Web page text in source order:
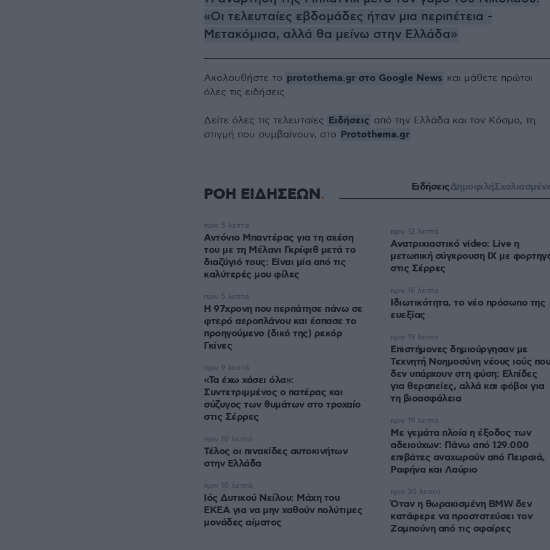
«Οι τελευταίες εβδομάδες ήταν μια περιπέτεια -
Μετακόμισα, αλλά θα μείνω στην Ελλάδα»
Ακολουθήστε το protothema.gr στο Google News και μάθετε πρώτοι
όλες τις ειδήσεις
Δείτε όλες τις τελευταίες Ειδήσεις από την Ελλάδα και τον Κόσμο, τη
στιγμή που συμβαίνουν, στο Protothema.gr
ΡΟΗ ΕΙΔΗΣΕΩΝ ΕιδήσειςΔημοφιλή
Αντόνιο Μπαντέρας για τη σχέση
του με τη Μέλανι Γκρίφιθ μετά το
διαζύγιό τους: Είναι μία από τις
καλύτερές μου φίλες
πριν 5 λεπτά
Η 97χρονη που περπάτησε πάνω σε
φτερό αεροπλάνου και έσπασε το
προηγούμενο (δικό της) ρεκόρ
Γκίνες
πριν 5 λεπτά
«Τα έχω χάσει όλα»:
Συντετριμμένος ο πατέρας και
σύζυγος των θυμάτων στο τροχαίο
στις Σέρρες
πριν 9 λεπτά
Τέλος οι πινακίδες αυτοκινήτων
στην Ελλάδα
πριν 10 λεπτά
Ιός Δυτικού Νείλου: Μάχη του
ΕΚΕΑ για να μην χαθούν πολύτιμες
μονάδες αίματος
πριν 10 λεπτά
Ανατριχιαστικό video: Live η
μετωπική σύγκρουση ΙΧ με
στις Σέρρες
πριν 12 λεπτά
Ιδιωτικότητα, το νέο πρόσωπο της
ευεξίας
πριν 16 λεπτά
Επιστήμονες δημιούργησαν με
Τεχνητή Νοημοσύνη νέους ιούς που
δεν υπάρχουν στη φύση: Ελπίδες
για θεραπείες, αλλά και φόβοι για
τη βιοασφάλεια
πριν 19 λεπτά
Με γεμάτα πλοία η έξοδος των
αδειούχων: Πάνω από 129.000
επιβάτες αναχωρούν από Πειραιά,
Ραφήνα και Λαύριο
πριν 19 λεπτά
Όταν η θωρακισμένη BMW δεν
κατάφερε να προστατεύσει τον
Ζαμπούνη από τις σφαίρες
πριν 30 λεπτά